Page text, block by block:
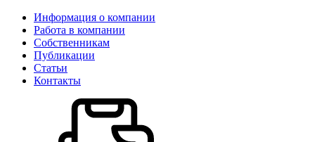
Информация о компании
Работа в компании
Собственникам
Публикации
Статьи
Контакты